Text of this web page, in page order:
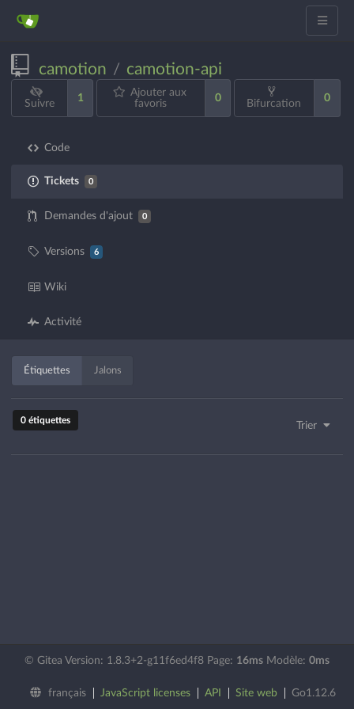
camotion / camotion-api
Suivre
1
Ajouter aux
favoris
0
Bifurcation
0
Code
Tickets 0
Demandes d'ajout 0
Versions 6
Wiki
Activité
Étiquettes Jalons
Trier
0 étiquettes
© Gitea Version: 1.8.3+2-g11f6ed4f8 Page: 16ms Modèle: 0ms
français JavaScript licenses API Site web Go1.12.6